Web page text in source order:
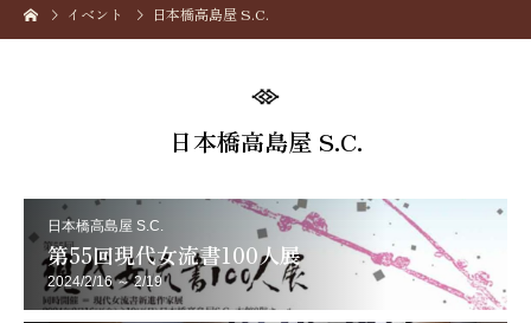
イベント 日本橋高島屋 S.C.
日本橋高島屋 S.C.
日本橋高島屋 S.C.
第55回現代女流書100人展
2024/2/16 ～ 2/19